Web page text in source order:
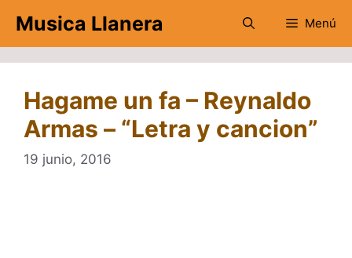
contenido
Musica Llanera Menú
Hagame un fa – Reynaldo
Armas – “Letra y cancion”
19 junio, 2016